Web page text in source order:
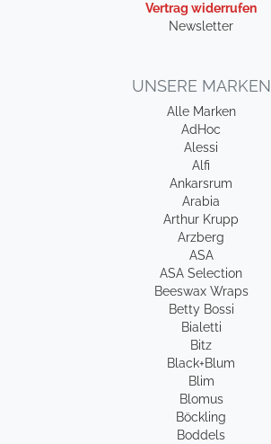
Vertrag widerrufen
Newsletter
UNSERE MARKEN
Alle Marken
AdHoc
Alessi
Alfi
Ankarsrum
Arabia
Arthur Krupp
Arzberg
ASA
ASA Selection
Beeswax Wraps
Betty Bossi
Bialetti
Bitz
Black+Blum
Blim
Blomus
Böckling
Boddels